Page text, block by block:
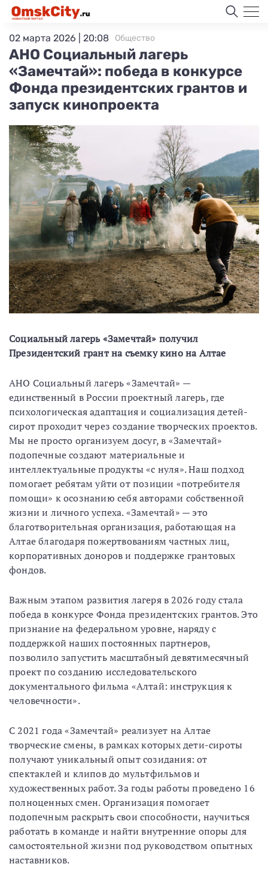
АНО Социальный лагерь
«Замечтай»: победа в конкурсе
Фонда президентских грантов и
запуск кинопроекта
02 марта 2026 | 20:08 Общество
Социальный лагерь «Замечтай» получил
Президентский грант на съемку кино на Алтае
АНО Социальный лагерь «Замечтай» —
единственный в России проектный лагерь, где
психологическая адаптация и социализация детей-
сирот проходит через создание творческих проектов.
Мы не просто организуем досуг, в «Замечтай»
подопечные создают материальные и
интеллектуальные продукты «с нуля». Наш подход
помогает ребятам уйти от позиции «потребителя
помощи» к осознанию себя авторами собственной
жизни и личного успеха. «Замечтай» — это
благотворительная организация, работающая на
Алтае благодаря пожертвованиям частных лиц,
корпоративных доноров и поддержке грантовых
фондов.
Важным этапом развития лагеря в 2026 году стала
победа в конкурсе Фонда президентских грантов. Это
признание на федеральном уровне, наряду с
поддержкой наших постоянных партнеров,
позволило запустить масштабный девятимесячный
проект по созданию исследовательского
документального фильма «Алтай: инструкция к
человечности».
С 2021 года «Замечтай» реализует на Алтае
творческие смены, в рамках которых дети-сироты
получают уникальный опыт созидания: от
спектаклей и клипов до мультфильмов и
художественных работ. За годы работы проведено 16
полноценных смен. Организация помогает
подопечным раскрыть свои способности, научиться
работать в команде и найти внутренние опоры для
самостоятельной жизни под руководством опытных
наставников.